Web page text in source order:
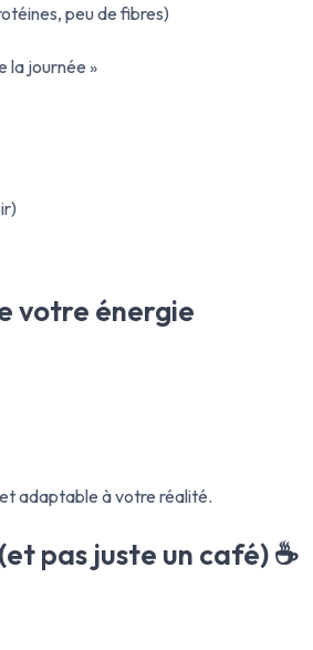
peu de fibres)
la journée »
votre énergie
adaptable à votre réalité.
pas juste un café) ☕